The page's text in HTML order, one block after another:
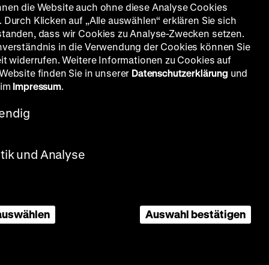
die Website auch ohne diese Analyse Cookies
Durch Klicken auf „Alle auswählen“ erklären Sie sich
dass wir Cookies zu Analyse-Zwecken setzen.
in die Verwendung der Cookies können Sie
widerrufen. Weitere Informationen zu Cookies auf
finden Sie in unserer Datenschutzerklärung und
Impressum.
und Analyse
Auswahl bestätigen